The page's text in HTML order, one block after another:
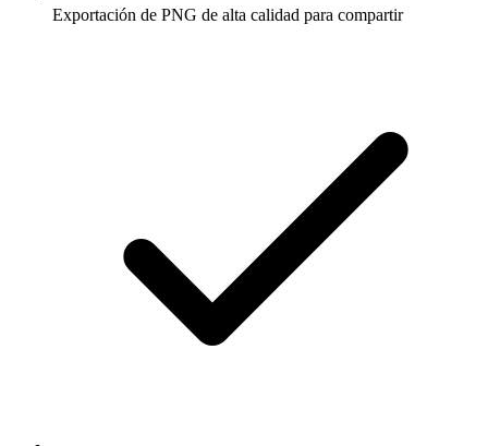
Exportación de PNG de alta calidad para compartir